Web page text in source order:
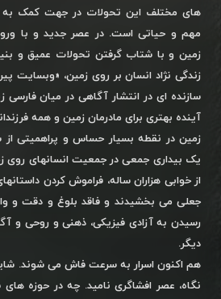
های مختلف این تحولات در جهت کمک به
مهم و حیاتی است. در عصر جدید و با
زمین و با شتاب گرفتن تحولات عمیق و
زندگی نژاد انسان بر روی زمین، «وبسایت
سازنده ای در انتشار آگاهی در میان فارسی
آینده بهتری برای مادرمان زمین و همه
زمین در نقطه بسیار حساس و پراهمیتی از
یک بیداری جمعی در جمعیت انسانهای روی
از خوابی هزاران ساله، فراموش کردن
جعلی می بخشیدند و فاقد بلوغ و دقت و
رسیدن به آزادی فیزیکی، ذهنی و روحی و
دیگر.
هم اکنون اسرار به سرعت فاش می شوند.
نگاه، عصر افشاگری نامید. چه در حوزه